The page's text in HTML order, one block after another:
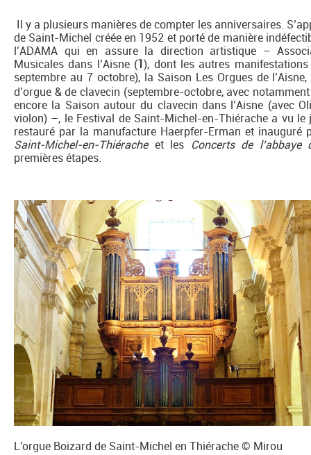
Il y a plusieurs manières de compter les anniversaires.
de Saint-Michel créée en 1952 et porté de manière
l’ADAMA qui en assure la direction artistique –
Musicales dans l’Aisne (1), dont les autres
septembre au 7 octobre), la Saison Les Orgues de l’Aisne,
d’orgue & de clavecin (septembre-octobre, avec
encore la Saison autour du clavecin dans l’Aisne (avec
violon) –, le Festival de Saint-Michel-en-Thiérache a vu
restauré par la manufacture Haerpfer-Erman et
Saint-Michel-en-Thiéracheet les Concerts de l’abbaye
premières étapes.
L'orgue Boizard de Saint-Michel en Thiérache © Mirou